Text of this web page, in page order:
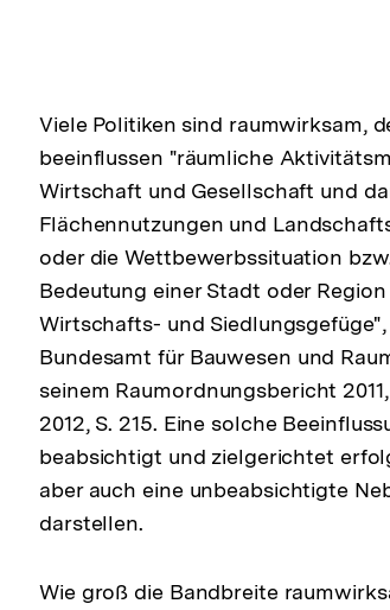
Viele Politiken sind raumwirksam,
beeinflussen "räumliche
Wirtschaft und Gesellschaft und
Flächennutzungen und
oder die Wettbewerbssituation
Bedeutung einer Stadt oder
Wirtschafts- und
Bundesamt für Bauwesen und
seinem Raumordnungsbericht
2012, S. 215. Eine solche
beabsichtigt und zielgerichtet
aber auch eine unbeabsichtigte
darstellen.
Wie groß die Bandbreite